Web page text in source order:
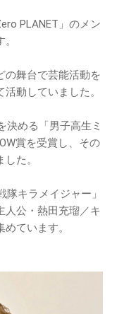
PLANET」のメン
の舞台で芸能活動を
動していました。
決める「男子高生ミ
賞を受賞し、その
た。
キラメイジャー」
人公・熱田充瑠／キ
ています。